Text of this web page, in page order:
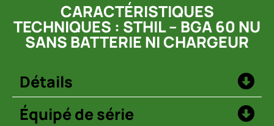
CARACTÉRISTIQUES
TECHNIQUES : STHIL – BGA 60 NU
SANS BATTERIE NI CHARGEUR
Détails
Équipé de série